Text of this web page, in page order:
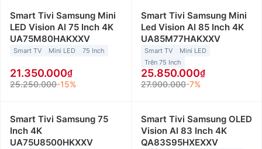
Smart Tivi Samsung Mini
LED Vision AI 75 Inch 4K
UA75M80HAKXXV
Smart TV Mini LED 75 Inch
21.350.000
25.250.000-15%
Smart Tivi Samsung Mini
Led Vision AI 85 Inch 4K
UA85M77HAKXXV
Smart TV
Mini LED
Trên 75 Inch
25.850.000
27.900.000-7%
Smart Tivi Samsung 75
Inch 4K
UA75U8500HKXXV
Smart Tivi Samsung OLED
Vision AI 83 Inch 4K
QA83S95HXEXXV